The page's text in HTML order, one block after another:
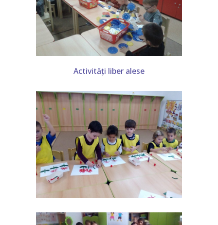
Activități liber alese